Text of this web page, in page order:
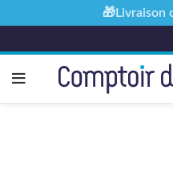
🎁Livraison